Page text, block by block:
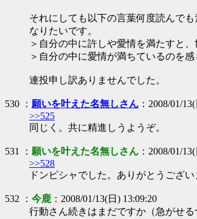
それにしても以下の言葉何度読んで
なりたいです。
＞自分の中に許しや愛情を満たすと
＞自分の中に愛情が満ちているのを
連投申し訳ありませんでした。
530 ： 願いを叶えた名無しさん ：2008/01/
>>525
同じく。共に精進しうようぞ。
531 ： 願いを叶えた名無しさん ：2008/01/
>>528
ドンピシャでした。ありがとうござい
532 ： 今鹿 ：2008/01/13(日) 13:09:20
行動さん続きはまだですか（急がせ